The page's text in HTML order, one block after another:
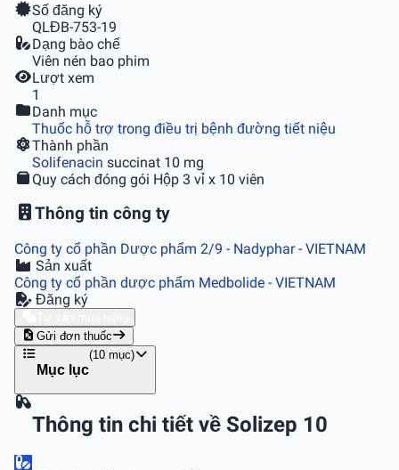
Số đăng ký
QLĐB-753-19
Dạng bào chế
Viên nén bao phim
Lượt xem
1
Danh mục
Thuốc hỗ trợ trong điều trị bệnh đường tiết niệu
Thành phần
Solifenacin succinat 10 mg
Quy cách đóng gói Hộp 3 vỉ x 10 viên
Thông tin công ty
Công ty cổ phần Dược phẩm 2/9 - Nadyphar- VIETNAM
Sản xuất
Công ty cổ phần dược phẩm Medbolide - VIETNAM
Đăng ký
Gửi đơn thuốc
Mục lục
(10 mục)
Thông tin chi tiết về Solizep 10